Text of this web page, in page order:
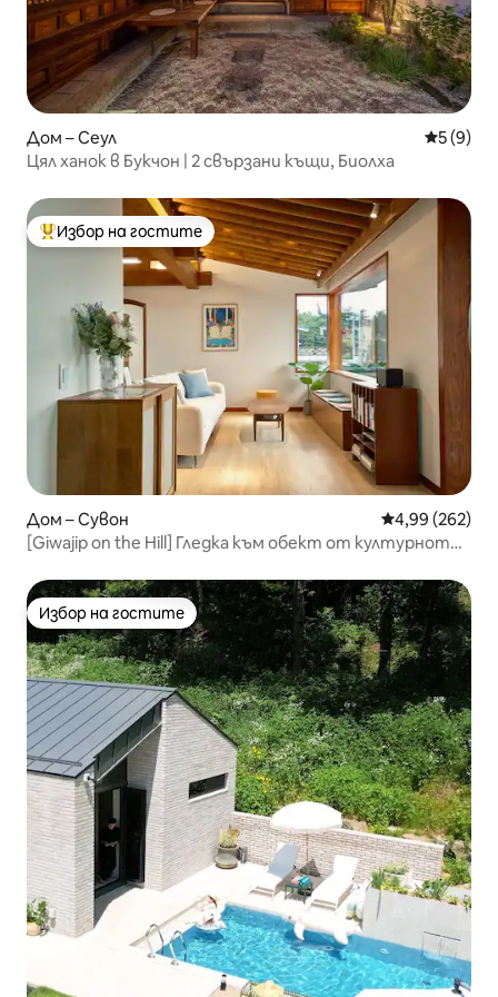
Дом – Сеул Средна
5 (9)
Цял ханок в Букчон | 2 свързани къщи, Биолха
Най-популярен избор на гостите
Избор на гостите
Дом – Сувон Средна
4,99 (262)
[Giwajip on the Hill] Гледка към обект от културното
Избор на гостите
Избор на гостите